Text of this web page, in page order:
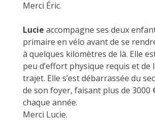
Merci Éric.
Lucie accompagne ses deux
primaire en vélo avant de se
à quelques kilomètres de là. Elle
peu d’effort physique requis et de
trajet. Elle s’est débarrassée du
de son foyer, faisant plus de 3000
chaque année.
Merci Lucie.